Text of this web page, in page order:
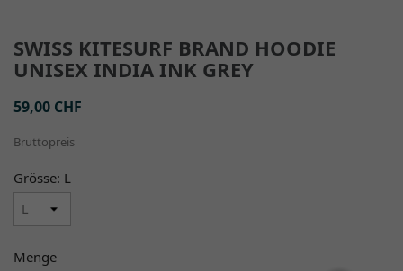
SWISS KITESURF BRAND HOODIE
UNISEX INDIA INK GREY
59,00 CHF
Bruttopreis
Grösse: L
Menge